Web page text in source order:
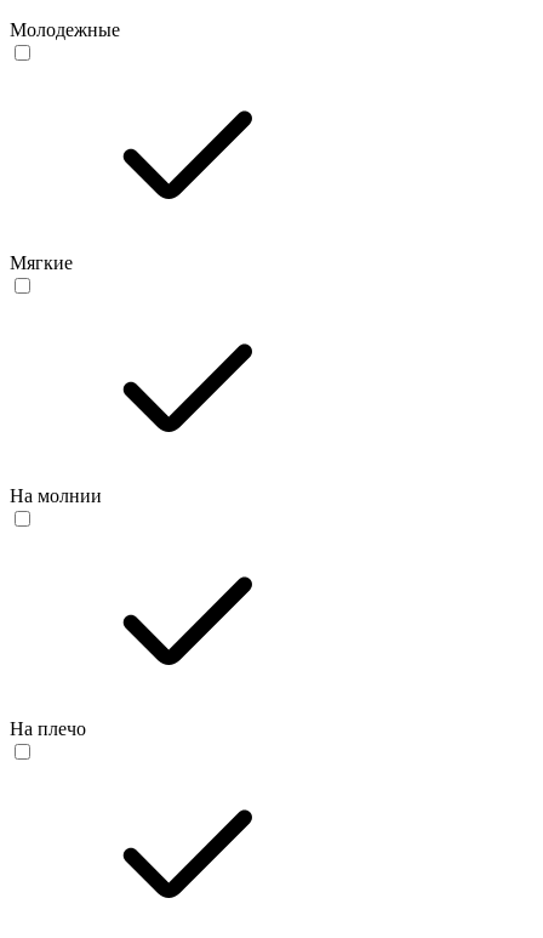
Молодежные
Мягкие
На молнии
На плечо